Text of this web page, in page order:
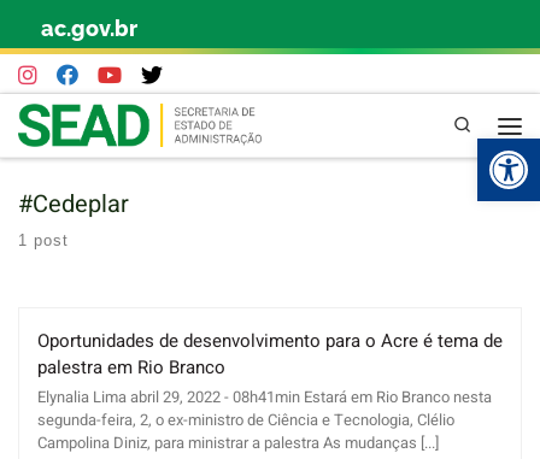
Skip to content
ac.gov.br
Pesquisa
#Cedeplar
1 post
Oportunidades de desenvolvimento para o Acre é tema de
palestra em Rio Branco
Elynalia Lima abril 29, 2022 - 08h41min Estará em Rio Branco nesta
segunda-feira, 2, o ex-ministro de Ciência e Tecnologia, Clélio
Campolina Diniz, para ministrar a palestra As mudanças [...]